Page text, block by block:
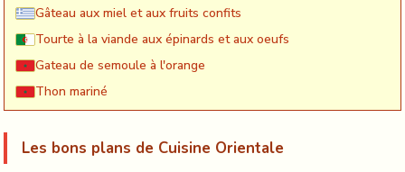
Gâteau aux miel et aux fruits confits
Tourte à la viande aux épinards et aux oeufs
Gateau de semoule à l'orange
Thon mariné
Les bons plans de Cuisine Orientale